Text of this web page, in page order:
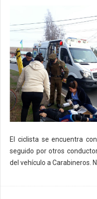
El ciclista se encuentra
seguido por otros
del vehículo a Carabineros.